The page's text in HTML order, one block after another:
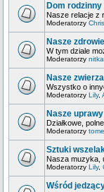
Dom rodzinny
Nasze relacje z
Moderatorzy
Nasze zdrowie
W tym dziale
Moderatorzy nitka
Nasze
Wszystko o
Moderatorzy Lily,
Nasze uprawy
Działkowe,
Moderatorzy
Sztuki
Nasza muzyka,
Moderatorzy Lily,
Wśród